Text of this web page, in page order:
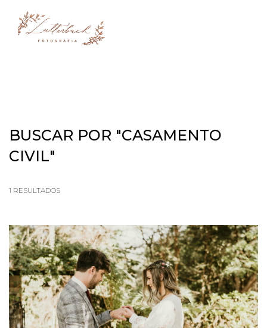
BUSCAR POR "CASAMENTO
CIVIL"
1 RESULTADOS